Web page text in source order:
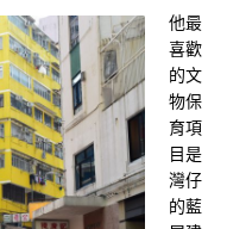
他最
喜歡
的文
物保
育項
目是
灣仔
的藍